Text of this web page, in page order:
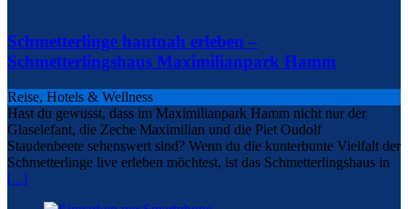
Schmetterlinge hautnah erleben –
Schmetterlingshaus Maximilianpark Hamm
Reise, Hotels & Wellness
Hast du gewusst, dass im Maximilianpark Hamm nicht nur der
Glaselefant, die Zeche Maximilian und die Piet Oudolf
Staudenbeete sehenswert sind? Wenn du die kunterbunte Vielfalt der
Schmetterlinge live erleben möchtest, ist das Schmetterlingshaus in
[...]